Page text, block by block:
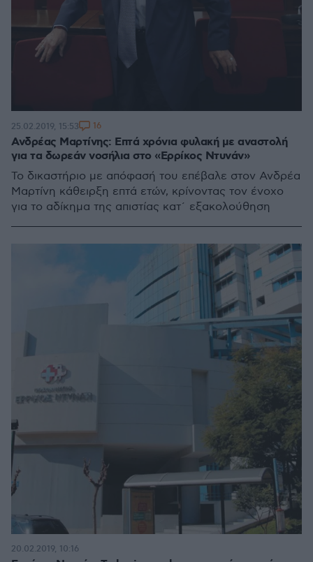
Ανδρέας Μαρτίνης: Επτά χρόνια φυλακή με αναστολή
για τα δωρεάν νοσήλια στο «Ερρίκος Ντυνάν»
Το δικαστήριο με απόφασή του επέβαλε στον Ανδρέα
Μαρτίνη κάθειρξη επτά ετών, κρίνοντας τον ένοχο
για το αδίκημα της απιστίας κατ´ εξακολούθηση
25.02.2019, 15:53 16
20.02.2019, 10:16